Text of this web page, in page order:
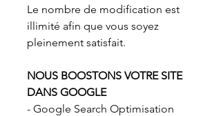
Le nombre de modification est
illimité afin que vous soyez
pleinement satisfait.
NOUS BOOSTONS VOTRE SITE
DANS GOOGLE
- Google Search Optimisation